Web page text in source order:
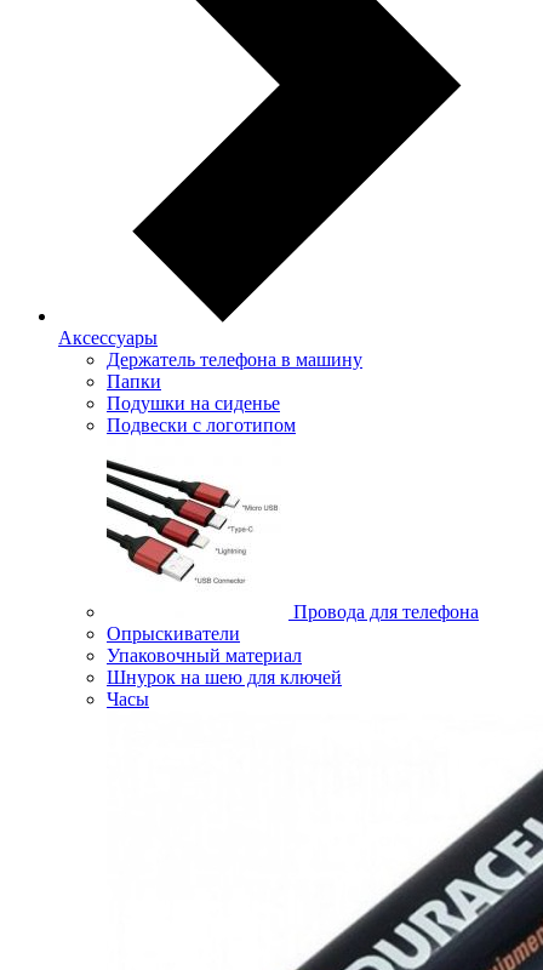
Аксессуары
Держатель телефона в машину
Папки
Подушки на сиденье
Подвески с логотипом
Провода для телефона
Опрыскиватели
Упаковочный материал
Шнурок на шею для ключей
Часы